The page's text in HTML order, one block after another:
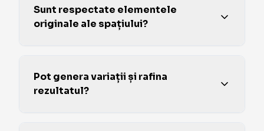
Sunt respectate elementele
originale ale spațiului?
Pot genera variații și rafina
rezultatul?